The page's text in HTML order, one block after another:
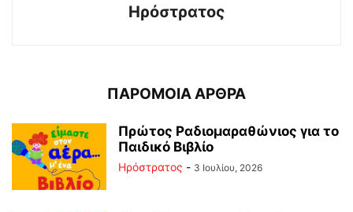
Ηρόστρατος
ΠΑΡΟΜΟΙΑ ΑΡΘΡΑ
Πρώτος Ραδιομαραθώνιος για το
Παιδικό Βιβλίο
Ηρόστρατος - 3 Ιουλίου, 2026